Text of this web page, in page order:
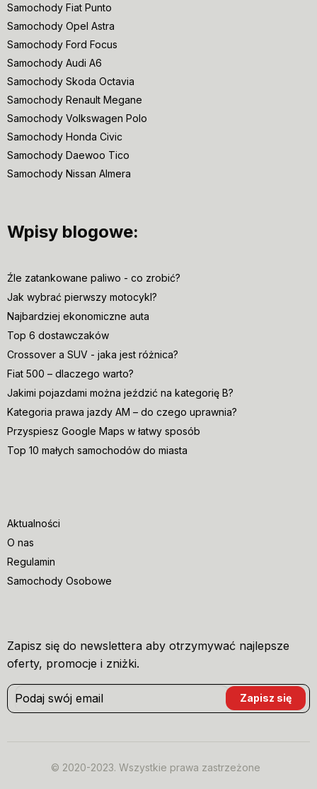
Samochody Fiat Punto
Samochody Opel Astra
Samochody Ford Focus
Samochody Audi A6
Samochody Skoda Octavia
Samochody Renault Megane
Samochody Volkswagen Polo
Samochody Honda Civic
Samochody Daewoo Tico
Samochody Nissan Almera
Wpisy blogowe:
Źle zatankowane paliwo - co zrobić?
Jak wybrać pierwszy motocykl?
Najbardziej ekonomiczne auta
Top 6 dostawczaków
Crossover a SUV - jaka jest różnica?
Fiat 500 – dlaczego warto?
Jakimi pojazdami można jeździć na kategorię B?
Kategoria prawa jazdy AM – do czego uprawnia?
Przyspiesz Google Maps w łatwy sposób
Top 10 małych samochodów do miasta
Aktualności
O nas
Regulamin
Samochody Osobowe
Zapisz się do newslettera aby otrzymywać najlepsze
oferty, promocje i zniżki.
© 2020-2023. Wszystkie prawa zastrzeżone